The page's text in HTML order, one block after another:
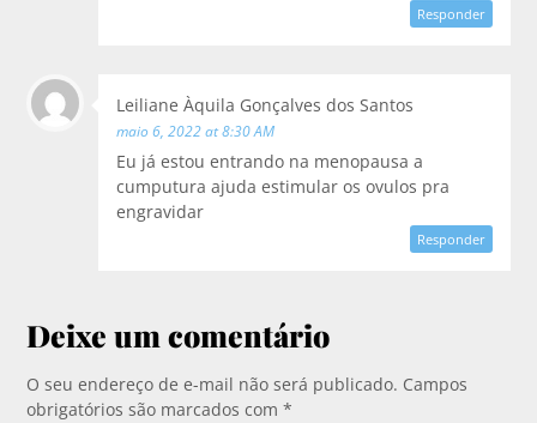
Responder
Leiliane Àquila Gonçalves dos Santos
maio 6, 2022 at 8:30 AM
Eu já estou entrando na menopausa a
cumputura ajuda estimular os ovulos pra
engravidar
Responder
Deixe um comentário
O seu endereço de e-mail não será publicado. Campos
obrigatórios são marcados com*